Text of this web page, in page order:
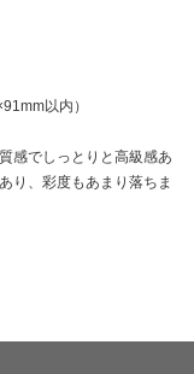
以内）
感でしっとりと高級感あ
り、彩度もあまり落ちま